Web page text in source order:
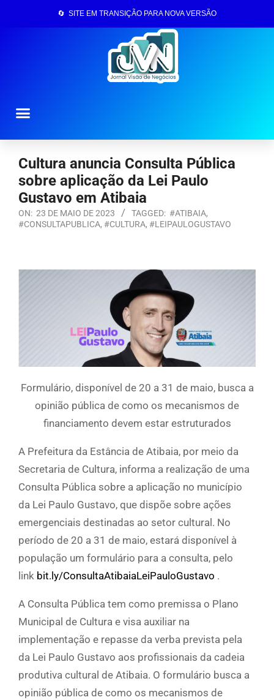
🔄 SITE EM TRANSIÇÃO PARA NOVA VERSÃO
Cultura anuncia Consulta Pública
sobre aplicação da Lei Paulo
Gustavo em Atibaia
ON: 23 DE MAIO DE 2023 TAGGED: #ATIBAIA,
#CONSULTAPUBLICA, #CULTURA, #LEIPAULOGUSTAVO
Formulário, disponível de 20 a 31 de maio, busca a
opinião pública de como os mecanismos de
financiamento devem estar estruturados
A Prefeitura da Estância de Atibaia, por meio da
Secretaria de Cultura, informa a realização de uma
Consulta Pública sobre a aplicação no município
da Lei Paulo Gustavo, que dispõe sobre ações
emergenciais destinadas ao setor cultural. No
período de 20 a 31 de maio, estará disponível à
população um formulário para a consulta, pelo
link bit.ly/ConsultaAtibaiaLeiPauloGustavo .
A Consulta Pública tem como premissa o Plano
Municipal de Cultura e visa auxiliar na
implementação e repasse da verba prevista pela
da Lei Paulo Gustavo aos profissionais da cadeia
produtiva cultural de Atibaia. O formulário busca a
opinião pública de como os mecanismos de